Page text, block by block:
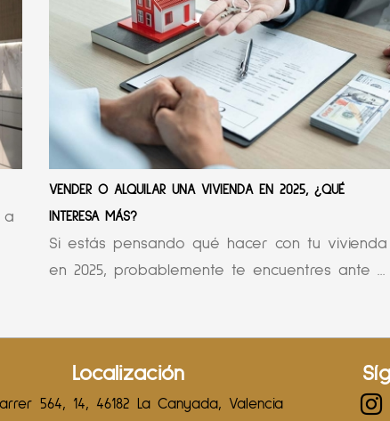
a
VENDER O ALQUILAR UNA VIVIENDA EN 2025, ¿QUÉ
INTERESA MÁS?
Si estás pensando qué hacer con tu vivienda
en 2025, probablemente te encuentres ante ...
Localización
564, 14, 46182 La Canyada, Valencia